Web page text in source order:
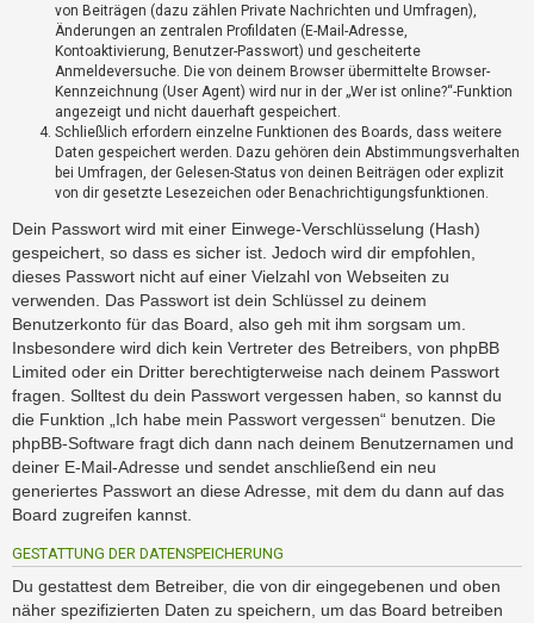
Q
von Beiträgen (dazu zählen Private Nachrichten und Umfragen),
Änderungen an zentralen Profildaten (E-Mail-Adresse,
Kontoaktivierung, Benutzer-Passwort) und gescheiterte
Anmeldeversuche. Die von deinem Browser übermittelte Browser-
Kennzeichnung (User Agent) wird nur in der „Wer ist online?“-Funktion
angezeigt und nicht dauerhaft gespeichert.
Schließlich erfordern einzelne Funktionen des Boards, dass weitere
Daten gespeichert werden. Dazu gehören dein Abstimmungsverhalten
bei Umfragen, der Gelesen-Status von deinen Beiträgen oder explizit
von dir gesetzte Lesezeichen oder Benachrichtigungsfunktionen.
Dein Passwort wird mit einer Einwege-Verschlüsselung (Hash)
gespeichert, so dass es sicher ist. Jedoch wird dir empfohlen,
dieses Passwort nicht auf einer Vielzahl von Webseiten zu
verwenden. Das Passwort ist dein Schlüssel zu deinem
Benutzerkonto für das Board, also geh mit ihm sorgsam um.
Insbesondere wird dich kein Vertreter des Betreibers, von phpBB
Limited oder ein Dritter berechtigterweise nach deinem Passwort
fragen. Solltest du dein Passwort vergessen haben, so kannst du
die Funktion „Ich habe mein Passwort vergessen“ benutzen. Die
phpBB-Software fragt dich dann nach deinem Benutzernamen und
deiner E-Mail-Adresse und sendet anschließend ein neu
generiertes Passwort an diese Adresse, mit dem du dann auf das
Board zugreifen kannst.
GESTATTUNG DER DATENSPEICHERUNG
Du gestattest dem Betreiber, die von dir eingegebenen und oben
näher spezifizierten Daten zu speichern, um das Board betreiben